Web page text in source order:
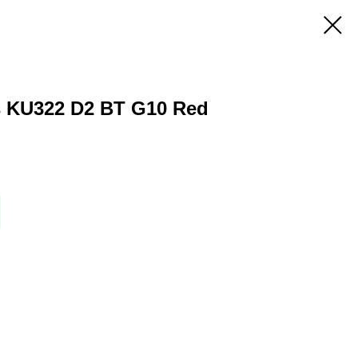
D2 BT G10 Red